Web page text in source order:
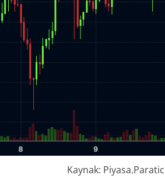
Kaynak: